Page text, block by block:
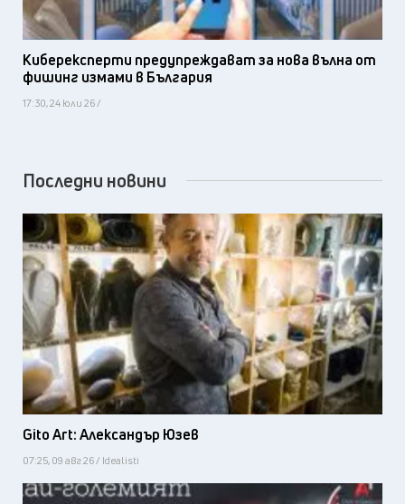
Киберексперти предупреждават за нова вълна от
фишинг измами в България
17:30, 24 юли 26 /
Последни новини
Gito Art: Александър Юзев
07:25, 09 авг 26 / Idealisti